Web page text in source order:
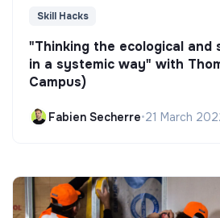
Skill Hacks
"Thinking the ecological and
in a systemic way" with
Campus)
Fabien Secherre•21 March